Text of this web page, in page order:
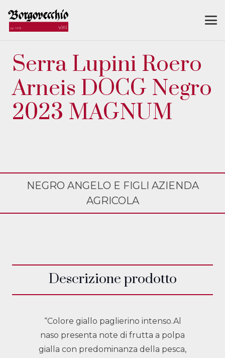
Serra Lupini Roero
Arneis DOCG Negro
2023 MAGNUM
NEGRO ANGELO E FIGLI AZIENDA
AGRICOLA
Descrizione prodotto
“Colore giallo paglierino intenso.Al
naso presenta note di frutta a polpa
gialla con predominanza della pesca,